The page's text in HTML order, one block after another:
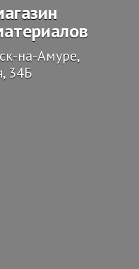
на-Амуре,
34Б